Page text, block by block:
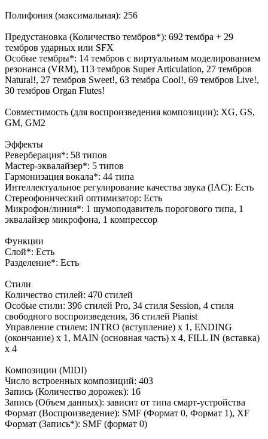
Полифония (максимальная): 256
Предустановка (Количество тембров*): 692 тембра + 29
тембров ударных или SFX
Особые тембры*: 14 тембров с виртуальным моделированием
резонанса (VRM), 113 тембров Super Articulation, 27 тембров
Natural!, 27 тембров Sweet!, 63 тембра Cool!, 69 тембров Live!,
30 тембров Organ Flutes!
Совместимость (для воспроизведения композиции): XG, GS,
GM, GM2
Эффекты
Реверберация*: 58 типов
Мастер-эквалайзер*: 5 типов
Гармонизация вокала*: 44 типа
Интеллектуальное регулирование качества звука (IAC): Есть
Стереофонический оптимизатор: Есть
Микрофон/линия*: 1 шумоподавитель порогового типа, 1
эквалайзер микрофона, 1 компрессор
Функции
Слой*: Есть
Разделение*: Есть
Стили
Количество стилей: 470 стилей
Особые стили: 396 стилей Pro, 34 стиля Session, 4 стиля
свободного воспроизведения, 36 стилей Pianist
Управление стилем: INTRO (вступление) x 1, ENDING
(окончание) x 1, MAIN (основная часть) x 4, FILL IN (вставка)
x 4
Композиции (MIDI)
Число встроенных композиций: 403
Запись (Количество дорожек): 16
Запись (Объем данных): зависит от типа смарт-устройства
Формат (Воспроизведение): SMF (Формат 0, Формат 1), XF
Формат (Запись*): SMF (формат 0)